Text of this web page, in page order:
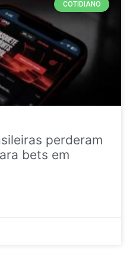
COTIDIANO
perderam
bets em